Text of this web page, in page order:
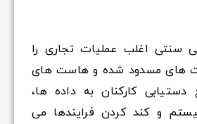
سنتی اغلب عملیات تجاری را
های مسدود شده و هاست های
کارکنان به داده ها،
و کند کردن فرایندها می